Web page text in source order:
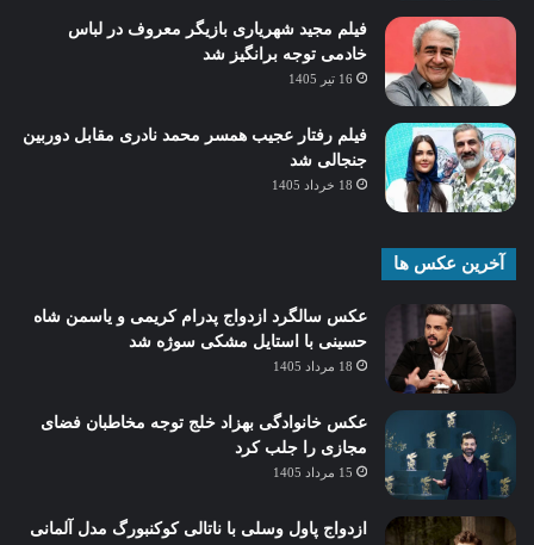
فیلم مجید شهریاری بازیگر معروف در لباس
خادمی توجه برانگیز شد
16 تیر 1405
فیلم رفتار عجیب همسر محمد نادری مقابل دوربین
جنجالی شد
18 خرداد 1405
آخرین عکس ها
عکس سالگرد ازدواج پدرام کریمی و یاسمن شاه‌
حسینی با استایل مشکی سوژه شد
18 مرداد 1405
عکس خانوادگی بهزاد خلج توجه مخاطبان فضای
مجازی را جلب کرد
15 مرداد 1405
ازدواج پاول وسلی با ناتالی کوکنبورگ مدل آلمانی